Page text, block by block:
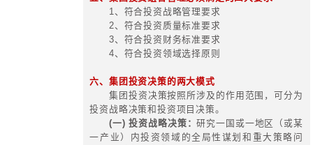
1、留存盈余融资（高预亏财务
用）
2、供应链融资（供应商，经销
程）
3、艺术品，稀缺产品高估值融资
4、鼓励供应商购置重大设备
5、鼓励经销商进行区域品牌再造
6、牺牲货龄融资（快消品）